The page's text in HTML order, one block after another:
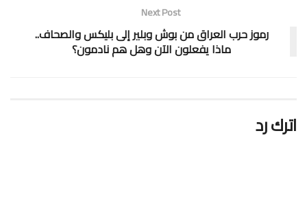
Next Post
رموز حرب العراق من بوش وبلير إلى بليكس والصحاف..
ماذا يفعلون الآن وهل هم نادمون؟
اترك رد